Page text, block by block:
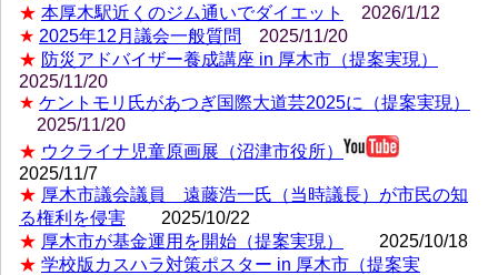
★ 本厚木駅近くのジム通いでダイエット
2026/1/12
★ 2025年12月議会一般質問
2025/11/20
★ 防災アドバイザー養成講座 in 厚木市（提案実現）
2025/11/20
★ ケントモリ氏があつぎ国際大道芸2025に（提案実現）
2025/11/20
★ ウクライナ児童原画展（沼津市役所）
2025/11/7
★ 厚木市議会議員 遠藤浩一氏（当時議長）が市民の知
る権利を侵害
2025/10/22
★ 厚木市が基金運用を開始（提案実現）
2025/10/18
★ 学校版カスハラ対策ポスター in 厚木市（提案実